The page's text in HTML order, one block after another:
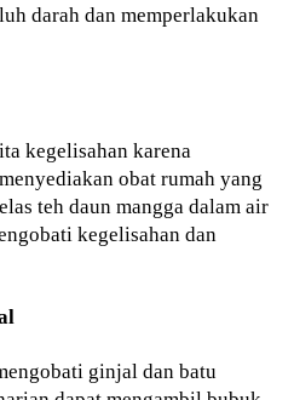
darah dan memperlakukan
kegelisahan karena
obat rumah yang
teh daun mangga dalam air
kegelisahan dan
ginjal dan batu